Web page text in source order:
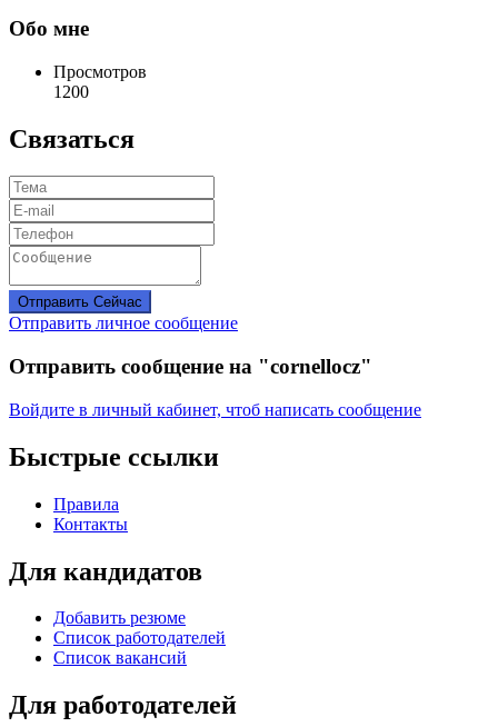
Обо мне
Просмотров
1200
Связаться
Отправить Сейчас
Отправить личное сообщение
Отправить сообщение на "cornellocz"
Войдите в личный кабинет, чтоб написать сообщение
Быстрые ссылки
Правила
Контакты
Для кандидатов
Добавить резюме
Список работодателей
Список вакансий
Для работодателей